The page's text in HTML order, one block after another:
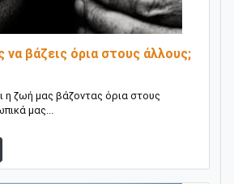
να βάζεις όρια στους άλλους;
η ζωή μας βάζοντας όρια στους
μας...